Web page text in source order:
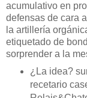
acumulativo en
defensas de cara
la artillería
etiquetado de
sorprender a la
¿La idea?
recetario